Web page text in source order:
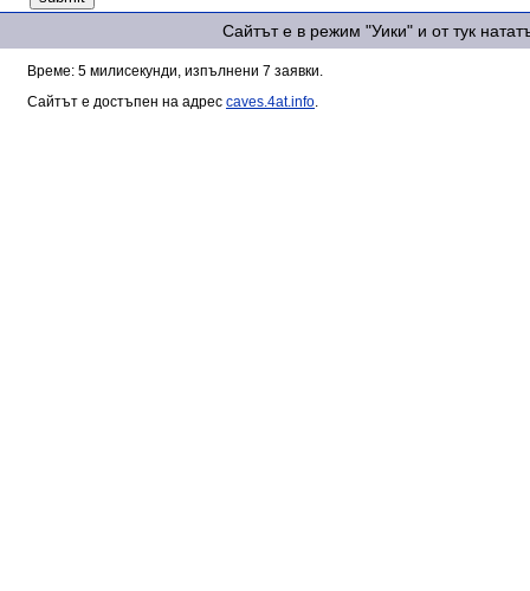
Сайтът е в режим "Уики" и от тук
Време: 5 милисекунди, изпълнени 7 заявки.
Сайтът е достъпен на адрес caves.4at.info.